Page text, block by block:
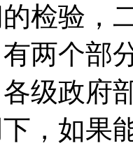
检验，
两个部
级政府
，如果